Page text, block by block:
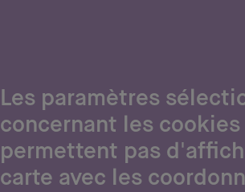
Les paramètres
concernant les cookies
permettent pas
carte avec les